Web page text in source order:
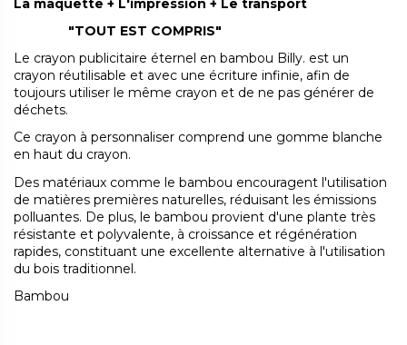
La maquette + L'impression + Le transport
"TOUT EST COMPRIS"
Le crayon publicitaire éternel en bambou Billy. est un
crayon réutilisable et avec une écriture infinie, afin de
toujours utiliser le même crayon et de ne pas générer de
déchets.
Ce crayon à personnaliser comprend une gomme blanche
en haut du crayon.
Des matériaux comme le bambou encouragent l'utilisation
de matières premières naturelles, réduisant les émissions
polluantes. De plus, le bambou provient d'une plante très
résistante et polyvalente, à croissance et régénération
rapides, constituant une excellente alternative à l'utilisation
du bois traditionnel.
Bambou